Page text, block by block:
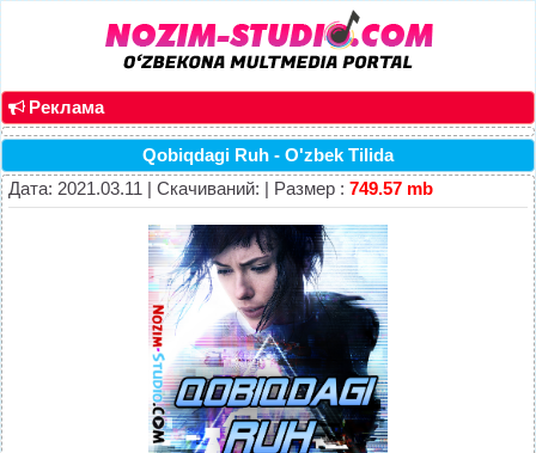
Реклама
Qobiqdagi Ruh - O'zbek Tilida
Дата: 2021.03.11 | Скачиваний: | Размер : 749.57 mb